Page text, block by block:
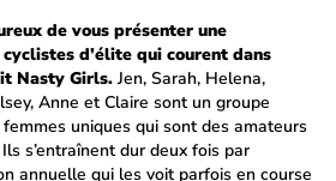
de vous présenter une
d’élite qui courent dans
Nasty Girls. Jen, Sarah, Helena,
Anne et Claire sont un groupe
uniques qui sont des amateurs
s’entraînent dur deux fois par
annuelle qui les voit parfois en course